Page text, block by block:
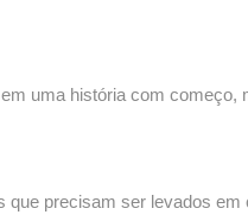
uma história com começo,
precisam ser levados